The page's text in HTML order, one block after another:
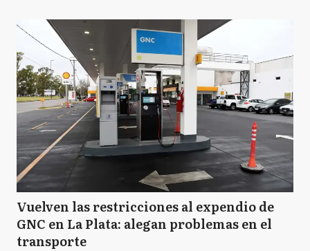
Vuelven las restricciones al expendio de
GNC en La Plata: alegan problemas en el
transporte